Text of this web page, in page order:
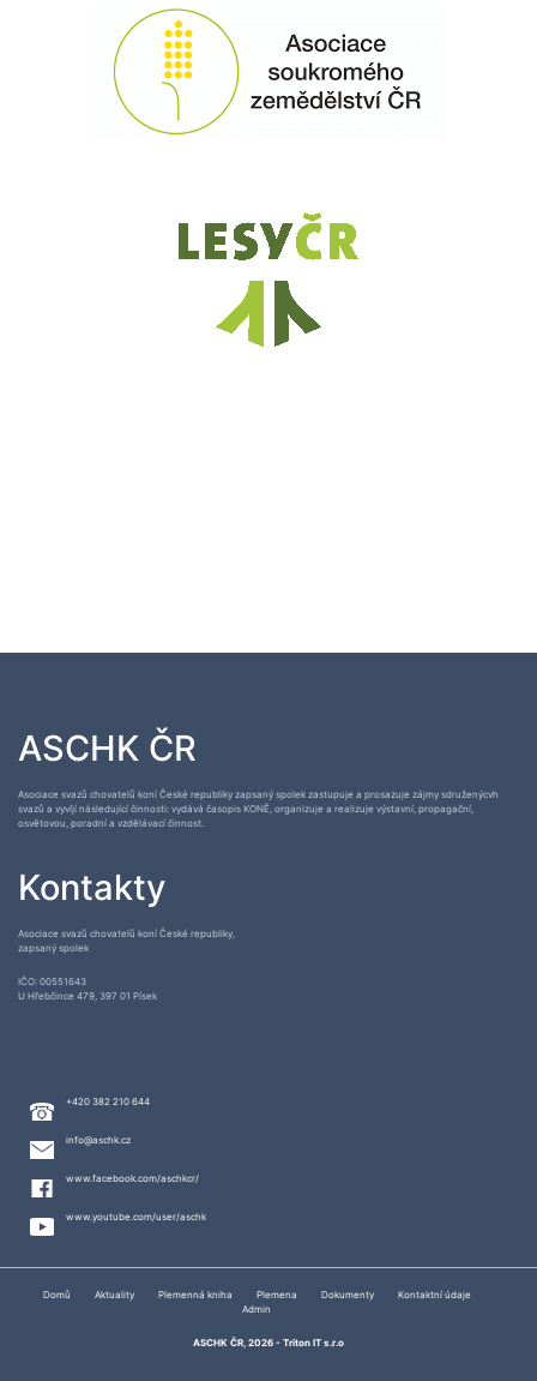
ASCHK ČR
Asociace svazů chovatelů koní České republiky zapsaný spolek zastupuje a prosazuje zájmy sdruženýcvh
svazů a vyvíjí následující činnosti: vydává časopis KONĚ, organizuje a realizuje výstavní, propagační,
osvětovou, poradní a vzdělávací činnost.
Kontakty
Asociace svazů chovatelů koní České republiky,
zapsaný spolek
IČO: 00551643
U Hřebčince 479, 397 01 Písek
+420 382 210 644
info@aschk.cz
www.facebook.com/aschkcr/
www.youtube.com/user/aschk
Domů Aktuality Plemenná kniha Plemena Dokumenty
Kontaktní údaje
Admin
ASCHK ČR, 2026 - Triton IT s.r.o